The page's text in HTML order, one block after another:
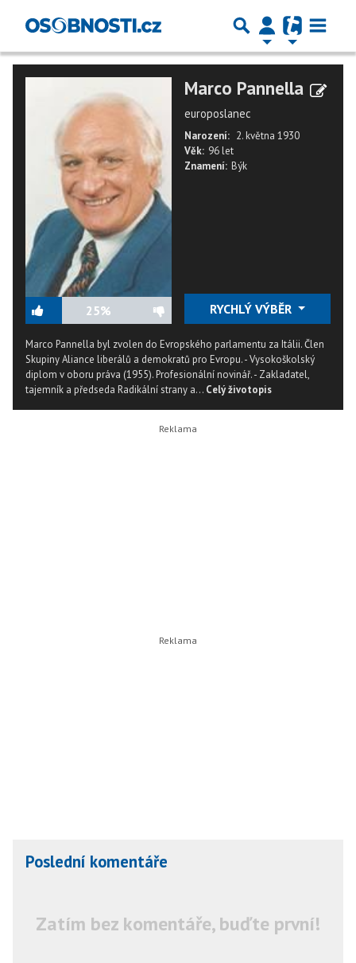
25%
Marco Pannella
europoslanec
Narození: 2. května 1930
Věk: 96 let
Znamení: Býk
RYCHLÝ VÝBĚR
Marco Pannella byl zvolen do Evropského parlamentu za Itálii. Člen
Skupiny Aliance liberálů a demokratů pro Evropu. - Vysokoškolský
diplom v oboru práva (1955). Profesionální novinář. - Zakladatel,
tajemník a předseda Radikální strany a... Celý životopis
Poslední komentáře
Zatím bez komentáře, buďte první!